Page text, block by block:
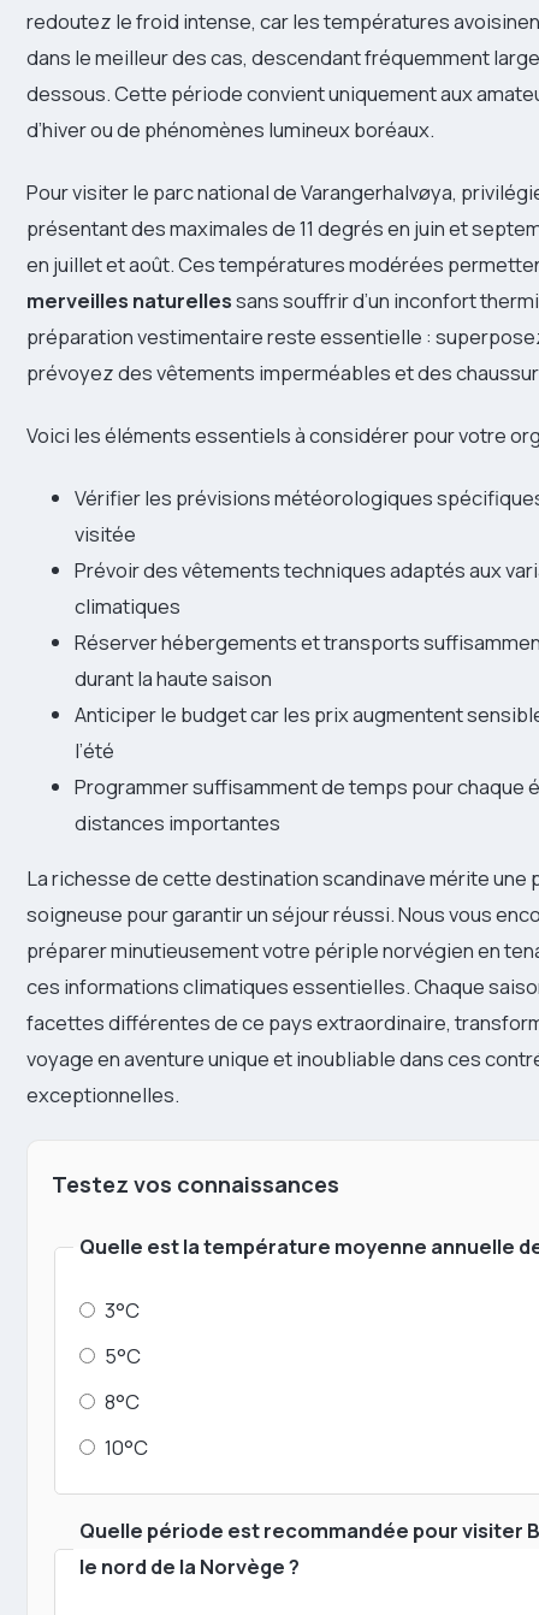
redoutez le froid intense, car les températures
dans le meilleur des cas, descendant fréquemment
dessous. Cette période convient uniquement aux
d’hiver ou de phénomènes lumineux boréaux.
Pour visiter le parc national de Varangerhalvøya,
présentant des maximales de 11 degrés en juin et
en juillet et août. Ces températures modérées
merveilles naturellessans souffrir d’un inconfort
préparation vestimentaire reste essentielle :
prévoyez des vêtements imperméables et des
Voici les éléments essentiels à considérer pour votre
Vérifier les prévisions météorologiques
visitée
Prévoir des vêtements techniques adaptés aux
climatiques
Réserver hébergements et transports
durant la haute saison
Anticiper le budget car les prix augmentent
l’été
Programmer suffisamment de temps pour chaque
distances importantes
La richesse de cette destination scandinave mérite une
soigneuse pour garantir un séjour réussi. Nous vous
préparer minutieusement votre périple norvégien en
ces informations climatiques essentielles. Chaque
facettes différentes de ce pays extraordinaire,
voyage en aventure unique et inoubliable dans ces
exceptionnelles.
Testez vos connaissances
Quelle est la température moyenne annuelle
3°C
5°C
8°C
10°C
Quelle période est recommandée pour visiter
le nord de la Norvège ?